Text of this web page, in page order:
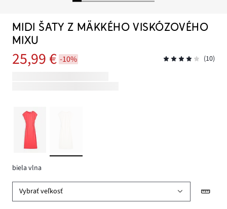
MIDI ŠATY Z MÄKKÉHO VISKÓZOVÉHO
MIXU
25,99 € -10% (10)
biela vlna
Vybrať veľkosť